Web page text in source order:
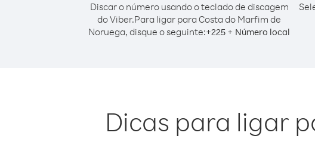
Discar o número usando o teclado de discagem
do Viber.Para ligar para Costa do Marfim de
Noruega, disque o seguinte:+225 + Número local
Dicas para ligar